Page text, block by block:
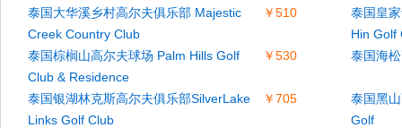
￥510
泰国大华溪乡村高尔夫俱乐部 Majestic
Creek Country Club
泰国皇
Hin Golf
￥530
泰国棕榈山高尔夫球场 Palm Hills Golf
Club & Residence
泰国海
￥705
泰国银湖林克斯高尔夫俱乐部SilverLake
Links Golf Club
泰国黑
Golf